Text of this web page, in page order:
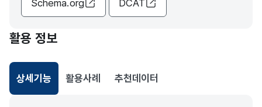
Schema.org
DCAT
활용 정보
상세기능
선택됨
활용사례 추천데이터